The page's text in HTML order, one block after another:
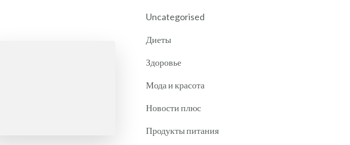
Uncategorised
Диеты
Здоровье
Мода и красота
Новости плюс
Продукты питания